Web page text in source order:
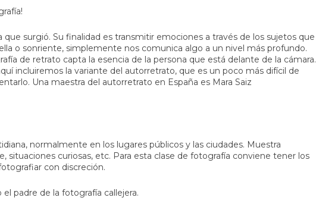
surgió. Su finalidad es transmitir emociones a través de los sujetos que
o sonriente, simplemente nos comunica algo a un nivel más profundo.
de retrato capta la esencia de la persona que está delante de la cámara.
incluiremos la variante del autorretrato, que es un poco más difícil de
Una maestra del autorretrato en España es Mara Saiz
normalmente en los lugares públicos y las ciudades. Muestra
situaciones curiosas, etc. Para esta clase de fotografía conviene tener los
con discreción.
padre de la fotografía callejera.